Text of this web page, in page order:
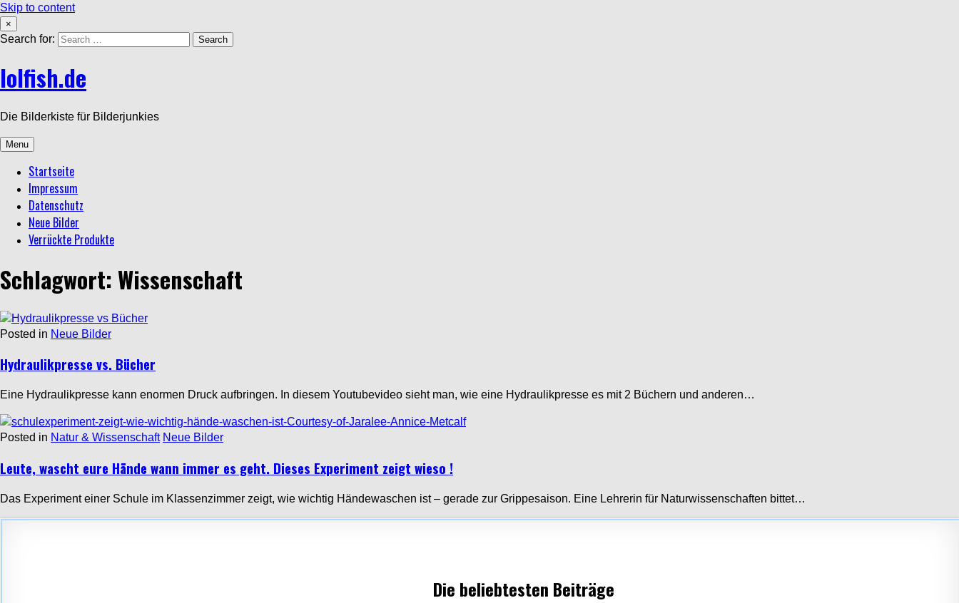
Skip to content
×
Search for:
lolfish.de
Die Bilderkiste für Bilderjunkies
Menu
Startseite
Impressum
Datenschutz
Neue Bilder
Verrückte Produkte
Schlagwort: Wissenschaft
Posted in Neue Bilder
Hydraulikpresse vs. Bücher
Eine Hydraulikpresse kann enormen Druck aufbringen. In diesem Youtubevideo sieht man, wie eine Hydraulikpresse es mit 2 Büchern und anderen…
Posted in Natur & Wissenschaft Neue Bilder
Leute, wascht eure Hände wann immer es geht. Dieses Experiment zeigt wieso !
Das Experiment einer Schule im Klassenzimmer zeigt, wie wichtig Händewaschen ist – gerade zur Grippesaison. Eine Lehrerin für Naturwissenschaften bittet…
Die beliebtesten Beiträge